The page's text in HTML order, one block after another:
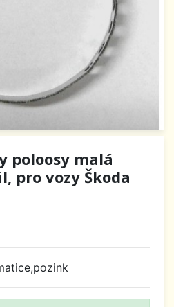
poloosy malá
pro vozy Škoda